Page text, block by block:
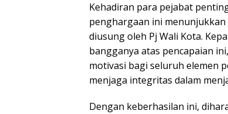
Kehadiran para pejabat
penghargaan ini
diusung oleh Pj Wali Kota.
bangganya atas pencapaian
motivasi bagi seluruh elemen
menjaga integritas dalam
Dengan keberhasilan ini,